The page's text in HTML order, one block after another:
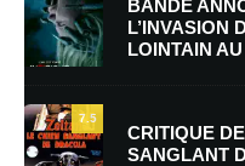
Enregistrer mon nom, mon
mon prochain commentaire.
Prévenez-moi de tous les
BANDE
L’INVASION
LOINTAIN
7.5
CRITIQUE
SANGLANT